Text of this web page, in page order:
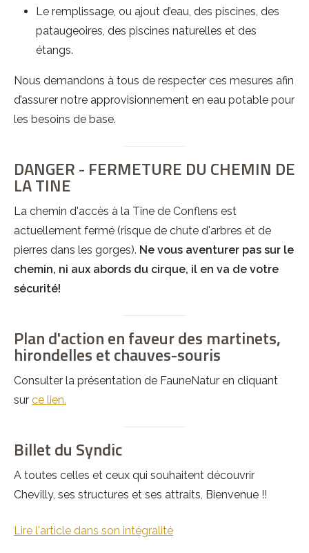
Le remplissage, ou ajout d’eau, des piscines, des
pataugeoires, des piscines naturelles et des
étangs.
Nous demandons à tous de respecter ces mesures afin
d’assurer notre approvisionnement en eau potable pour
les besoins de base.
DANGER - FERMETURE DU CHEMIN DE
LA TINE
La chemin d'accès à la Tine de Conflens est
actuellement fermé (risque de chute d'arbres et de
pierres dans les gorges). Ne vous aventurer pas sur le
chemin, ni aux abords du cirque, il en va de votre
sécurité!
Plan d'action en faveur des martinets,
hirondelles et chauves-souris
Consulter la présentation de FauneNatur en cliquant
sur ce lien.
Billet du Syndic
A toutes celles et ceux qui souhaitent découvrir
Chevilly, ses structures et ses attraits, Bienvenue !!
Lire l'article dans son intégralité